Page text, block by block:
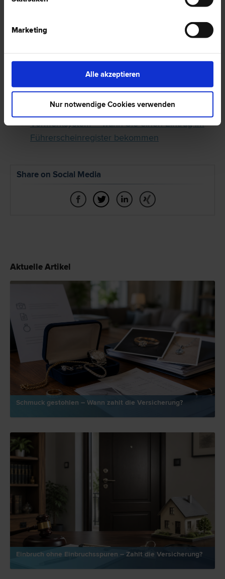
Marketing
Alle akzeptieren
Nur notwendige Cookies verwenden
am Verkehrsunfall wegen
Alkohol am Steuer: Was droht dem
Alkosünder?
Vormerksystem – wann Sie einen Eintrag im
Führerscheinregister bekommen
Share on Social Media
Aktuelle Artikel
Schmuck gestohlen – Wann zahlt die Versicherung?
Einbruch ohne Einbruchsspuren – Zahlt die Versicherung?